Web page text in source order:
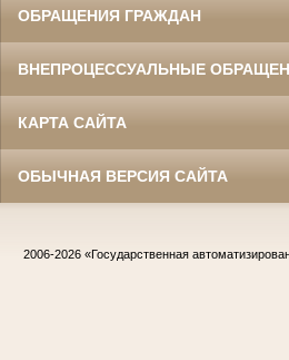
ОБРАЩЕНИЯ ГРАЖДАН
ВНЕПРОЦЕССУАЛЬНЫЕ
КАРТА САЙТА
ОБЫЧНАЯ ВЕРСИЯ САЙТА
2006-2026 «Государственная